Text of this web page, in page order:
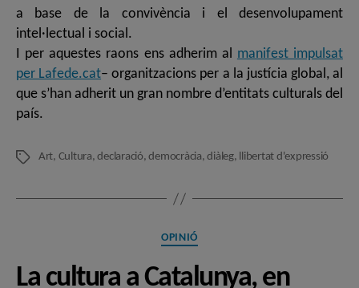
a base de la convivència i el desenvolupament
intel·lectual i social.
I per aquestes raons ens adherim al manifest impulsat
per Lafede.cat– organitzacions per a la justícia global, al
que s’han adherit un gran nombre d’entitats culturals del
país.
Etiquetes
Art, Cultura,declaració,democràcia,diàleg, llibertat d'expressió
Categories
OPINIÓ
La cultura a Catalunya, en